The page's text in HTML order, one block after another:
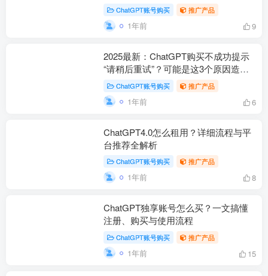
ChatGPT账号购买 推广产品
1年前 9
2025最新：ChatGPT购买不成功提示
“请稍后重试”？可能是这3个原因造成
的
ChatGPT账号购买 推广产品
1年前 6
ChatGPT4.0怎么租用？详细流程与平
台推荐全解析
ChatGPT账号购买 推广产品
1年前 8
ChatGPT独享账号怎么买？一文搞懂
注册、购买与使用流程
ChatGPT账号购买 推广产品
1年前 15